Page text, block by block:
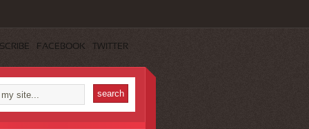
FACEBOOK TWITTER